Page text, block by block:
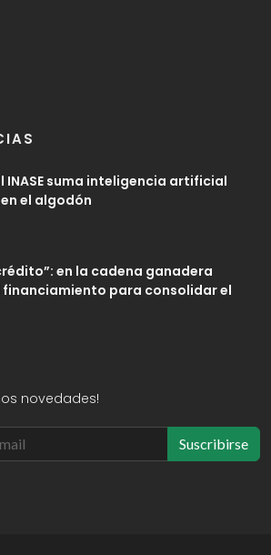
INASE suma inteligencia artificial
el algodón
en la cadena ganadera
financiamiento para consolidar el
novedades!
Suscribirse